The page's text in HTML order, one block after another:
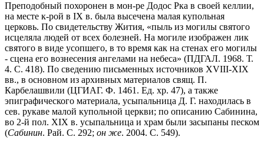
Преподобный похоронен в мон-ре Додос Рка в своей келлии,
на месте к-рой в IX в. была высечена малая купольная
церковь. По свидетельству Жития, «пыль из могилы святого
исцеляла людей от всех болезней. На могиле изображен лик
святого в виде усопшего, в то время как на стенах его могилы
- сцена его вознесения ангелами на небеса» (ПДГАЛ. 1968. Т.
4. С. 418). По сведению письменных источников XVIII-XIX
вв., в основном из архивных материалов свящ. П.
Карбелашвили (ЦГИАГ. Ф. 1461. Ед. хр. 47), а также
эпиграфического материала, усыпальница Д. Г. находилась в
сев. рукаве малой купольной церкви; по описанию Сабинина,
во 2-й пол. XIX в. усыпальница и храм были засыпаны песком
(Сабинин. Рай. С. 292; он же. 2004. С. 549).